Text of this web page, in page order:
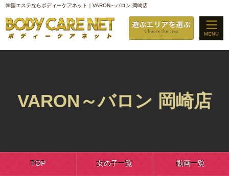
韓国エステならボディーケアネット｜VARON～バロン 岡崎店
VARON～バロン 岡崎店
TOP 女の子一覧 動画一覧